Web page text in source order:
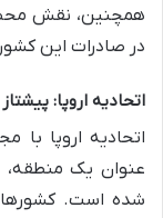
همچنین، نقش
در صادرات این
اتحادیه اروپا:
عنوان یک منطقه،
شده است. کشورهای